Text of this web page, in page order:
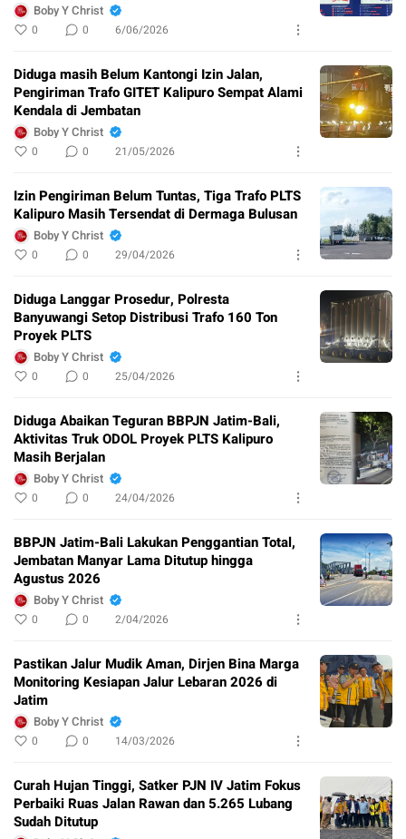
Boby Y Christ
0 0 6/06/2026
Diduga masih Belum Kantongi Izin Jalan,
Pengiriman Trafo GITET Kalipuro Sempat Alami
Kendala di Jembatan
Boby Y Christ
0 0 21/05/2026
Izin Pengiriman Belum Tuntas, Tiga Trafo PLTS
Kalipuro Masih Tersendat di Dermaga Bulusan
Boby Y Christ
0 0 29/04/2026
Diduga Langgar Prosedur, Polresta
Banyuwangi Setop Distribusi Trafo 160 Ton
Proyek PLTS
Boby Y Christ
0 0 25/04/2026
Diduga Abaikan Teguran BBPJN Jatim-Bali,
Aktivitas Truk ODOL Proyek PLTS Kalipuro
Masih Berjalan
Boby Y Christ
0 0 24/04/2026
BBPJN Jatim-Bali Lakukan Penggantian Total,
Jembatan Manyar Lama Ditutup hingga
Agustus 2026
Boby Y Christ
0 0 2/04/2026
Pastikan Jalur Mudik Aman, Dirjen Bina Marga
Monitoring Kesiapan Jalur Lebaran 2026 di
Jatim
Boby Y Christ
0 0 14/03/2026
Curah Hujan Tinggi, Satker PJN IV Jatim Fokus
Perbaiki Ruas Jalan Rawan dan 5.265 Lubang
Sudah Ditutup